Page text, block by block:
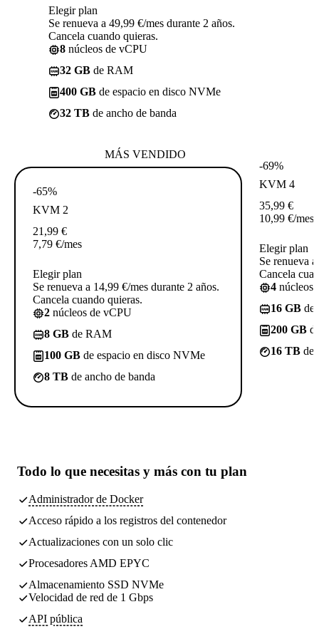
Elegir plan
Se renueva a 49,99 €/mes durante 2 años.
Cancela cuando quieras.
8 núcleos de vCPU
32 GB de RAM
400 GB de espacio en disco NVMe
32 TB de ancho de banda
MÁS VENDIDO
-65%
KVM 2
21,99 €
7,79 €/mes
Elegir plan
Se renueva a 14,99 €/mes durante 2 años.
Cancela cuando quieras.
2 núcleos de vCPU
8 GB de RAM
100 GB de espacio en disco NVMe
8 TB de ancho de banda
-69%
KVM 4
35,99 €
10,99 €/mes
Elegir plan
Se renueva
Cancela
4 núcleos
16 GB de
200 GB
16 TB de
Todo lo que necesitas y más con tu plan
Administrador de Docker
Acceso rápido a los registros del contenedor
Actualizaciones con un solo clic
Procesadores AMD EPYC
Almacenamiento SSD NVMe
Velocidad de red de 1 Gbps
API pública